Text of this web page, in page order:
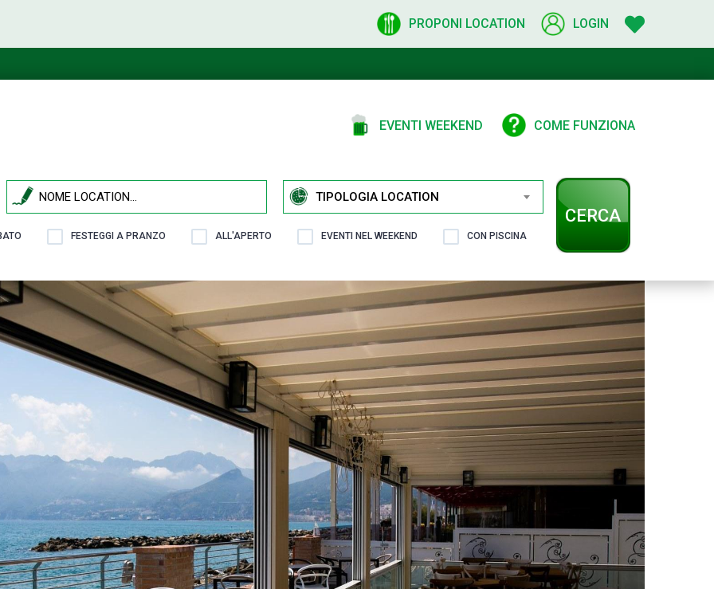
PROPONI LOCATION LOGIN
EVENTI WEEKEND COME FUNZIONA
TIPOLOGIA LOCATION
FESTEGGI A PRANZO ALL'APERTO EVENTI NEL WEEKEND CON PISCINA
CERCA